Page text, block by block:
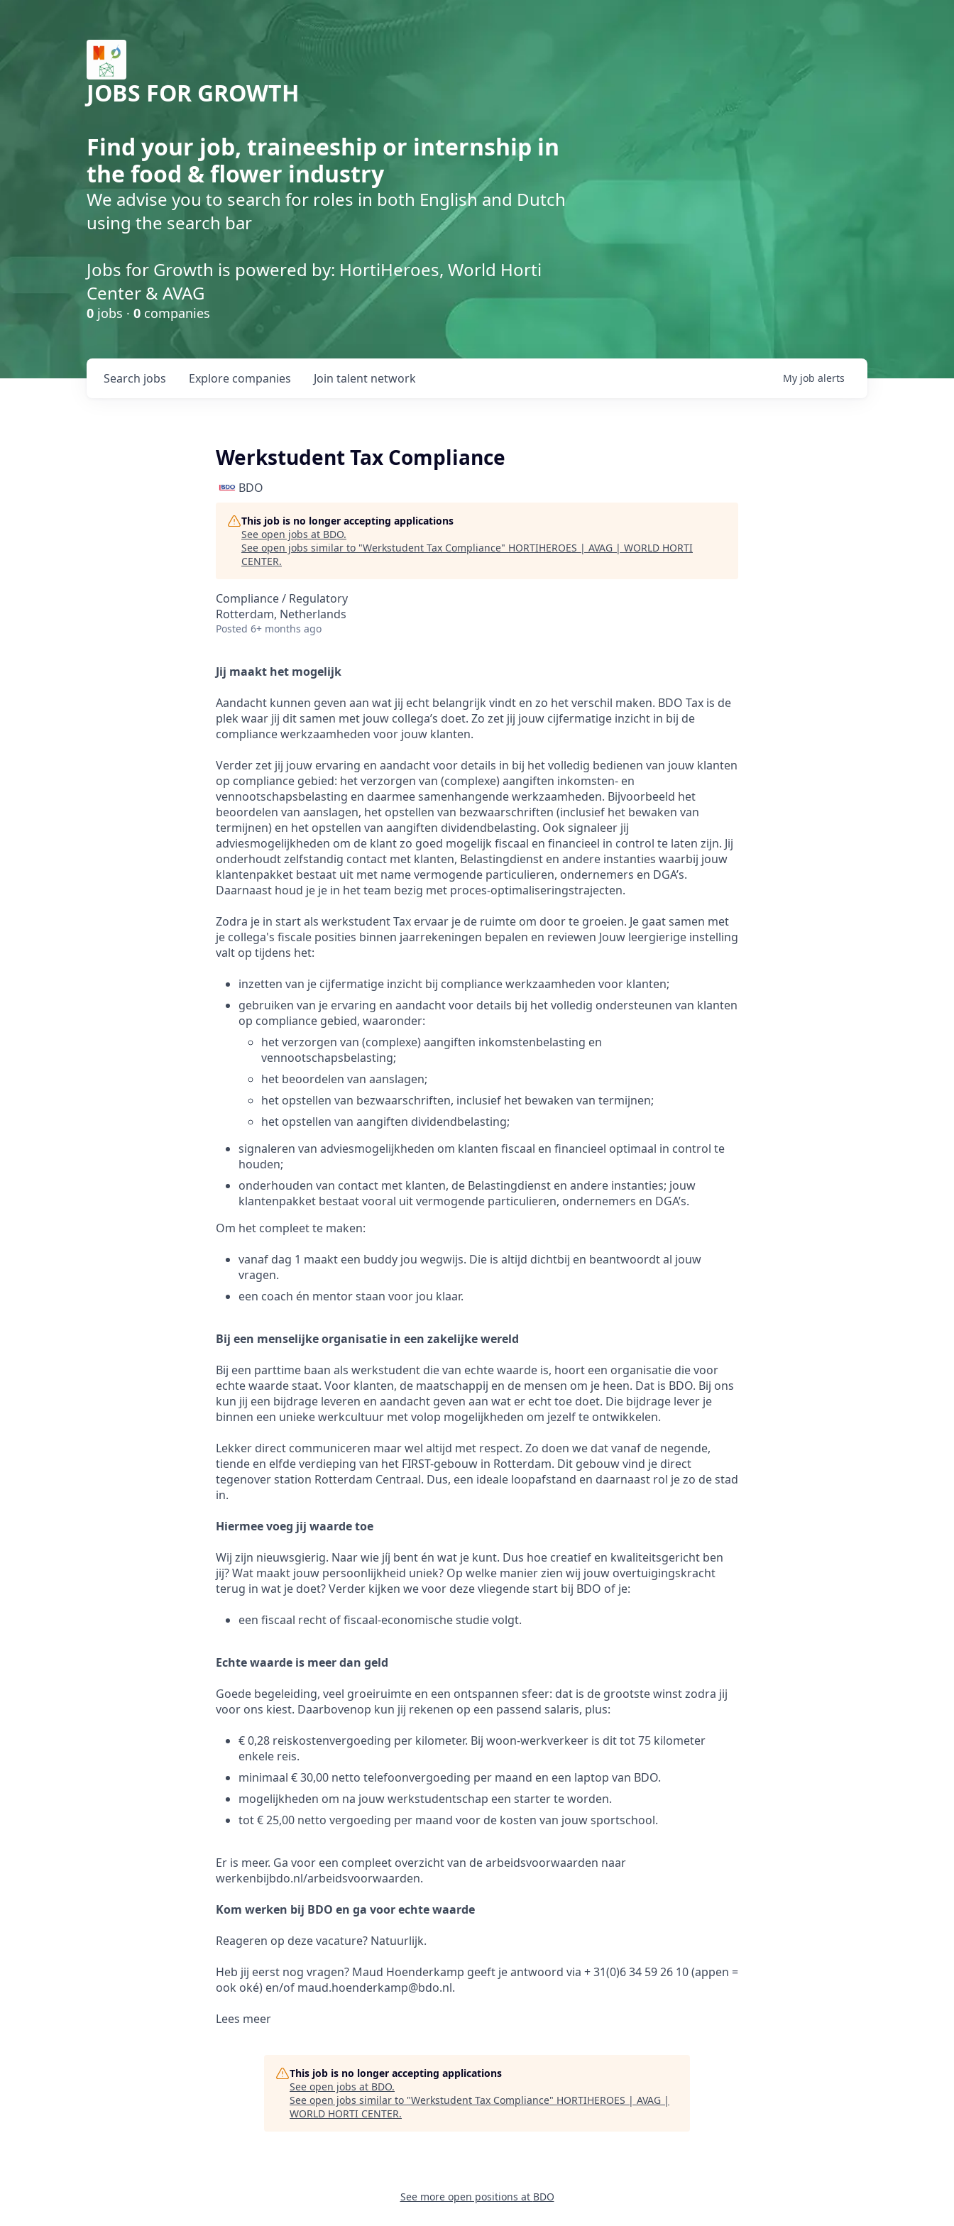
JOBS FOR GROWTH
Find your job, traineeship or internship in
the food & flower industry
We advise you to search for roles in both English and Dutch
using the search bar
Jobs for Growth is powered by: HortiHeroes, World Horti
Center & AVAG
0 jobs · 0 companies
Search jobs Explore companies Join talent network My job alerts
Werkstudent Tax Compliance
BDO
This job is no longer accepting applications
See open jobs at BDO.
See open jobs similar to "Werkstudent Tax Compliance" HORTIHEROES | AVAG | WORLD HORTI
CENTER.
Compliance / Regulatory
Rotterdam, Netherlands
Posted 6+ months ago
Jij maakt het mogelijk
Aandacht kunnen geven aan wat jij echt belangrijk vindt en zo het verschil maken. BDO Tax is de
plek waar jij dit samen met jouw collega’s doet. Zo zet jij jouw cijfermatige inzicht in bij de
compliance werkzaamheden voor jouw klanten.
Verder zet jij jouw ervaring en aandacht voor details in bij het volledig bedienen van jouw klanten
op compliance gebied: het verzorgen van (complexe) aangiften inkomsten- en
vennootschapsbelasting en daarmee samenhangende werkzaamheden. Bijvoorbeeld het
beoordelen van aanslagen, het opstellen van bezwaarschriften (inclusief het bewaken van
termijnen) en het opstellen van aangiften dividendbelasting. Ook signaleer jij
adviesmogelijkheden om de klant zo goed mogelijk fiscaal en financieel in control te laten zijn. Jij
onderhoudt zelfstandig contact met klanten, Belastingdienst en andere instanties waarbij jouw
klantenpakket bestaat uit met name vermogende particulieren, ondernemers en DGA’s.
Daarnaast houd je je in het team bezig met proces-optimaliseringstrajecten.
Zodra je in start als werkstudent Tax ervaar je de ruimte om door te groeien. Je gaat samen met
je collega's fiscale posities binnen jaarrekeningen bepalen en reviewen Jouw leergierige instelling
valt op tijdens het:
inzetten van je cijfermatige inzicht bij compliance werkzaamheden voor klanten;
gebruiken van je ervaring en aandacht voor details bij het volledig ondersteunen van klanten
op compliance gebied, waaronder:
het verzorgen van (complexe) aangiften inkomstenbelasting en
vennootschapsbelasting;
het beoordelen van aanslagen;
het opstellen van bezwaarschriften, inclusief het bewaken van termijnen;
het opstellen van aangiften dividendbelasting;
signaleren van adviesmogelijkheden om klanten fiscaal en financieel optimaal in control te
houden;
onderhouden van contact met klanten, de Belastingdienst en andere instanties; jouw
klantenpakket bestaat vooral uit vermogende particulieren, ondernemers en DGA’s.
Om het compleet te maken:
vanaf dag 1 maakt een buddy jou wegwijs. Die is altijd dichtbij en beantwoordt al jouw
vragen.
een coach én mentor staan voor jou klaar.
Bij een menselijke organisatie in een zakelijke wereld
Bij een parttime baan als werkstudent die van echte waarde is, hoort een organisatie die voor
echte waarde staat. Voor klanten, de maatschappij en de mensen om je heen. Dat is BDO. Bij ons
kun jij een bijdrage leveren en aandacht geven aan wat er echt toe doet. Die bijdrage lever je
binnen een unieke werkcultuur met volop mogelijkheden om jezelf te ontwikkelen.
Lekker direct communiceren maar wel altijd met respect. Zo doen we dat vanaf de negende,
tiende en elfde verdieping van het FIRST-gebouw in Rotterdam. Dit gebouw vind je direct
tegenover station Rotterdam Centraal. Dus, een ideale loopafstand en daarnaast rol je zo de stad
in.
Hiermee voeg jij waarde toe
Wij zijn nieuwsgierig. Naar wie jíj bent én wat je kunt. Dus hoe creatief en kwaliteitsgericht ben
jij? Wat maakt jouw persoonlijkheid uniek? Op welke manier zien wij jouw overtuigingskracht
terug in wat je doet? Verder kijken we voor deze vliegende start bij BDO of je:
een fiscaal recht of fiscaal-economische studie volgt.
Echte waarde is meer dan geld
Goede begeleiding, veel groeiruimte en een ontspannen sfeer: dat is de grootste winst zodra jij
voor ons kiest. Daarbovenop kun jij rekenen op een passend salaris, plus:
€ 0,28 reiskostenvergoeding per kilometer. Bij woon-werkverkeer is dit tot 75 kilometer
enkele reis.
minimaal € 30,00 netto telefoonvergoeding per maand en een laptop van BDO.
mogelijkheden om na jouw werkstudentschap een starter te worden.
tot € 25,00 netto vergoeding per maand voor de kosten van jouw sportschool.
Er is meer. Ga voor een compleet overzicht van de arbeidsvoorwaarden naar
werkenbijbdo.nl/arbeidsvoorwaarden.
Kom werken bij BDO en ga voor echte waarde
Reageren op deze vacature? Natuurlijk.
Heb jij eerst nog vragen? Maud Hoenderkamp geeft je antwoord via + 31(0)6 34 59 26 10 (appen =
ook oké) en/of maud.hoenderkamp@bdo.nl.
Lees meer
This job is no longer accepting applications
See open jobs at BDO.
See open jobs similar to "Werkstudent Tax Compliance" HORTIHEROES | AVAG |
WORLD HORTI CENTER.
See more open positions at BDO